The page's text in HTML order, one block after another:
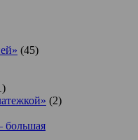
(45)
(2)
большая